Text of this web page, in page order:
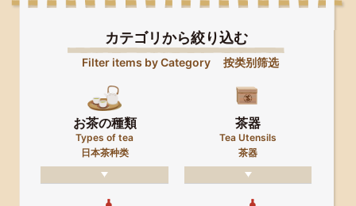
カテゴリから絞り込む
Filter items by Category 按类别筛选
お茶の種類
Types of tea
日本茶种类
茶器
Tea Utensils
茶器